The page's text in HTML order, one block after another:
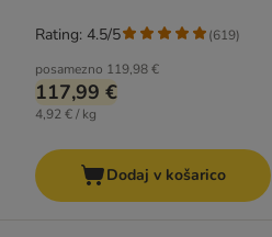
posamezno 119,98 €
117,99 €
4,92 € / kg
Rating: 4.5/5 (619)
Dodaj v košarico